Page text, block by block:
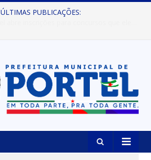
ÚLTIMAS PUBLICAÇÕES: